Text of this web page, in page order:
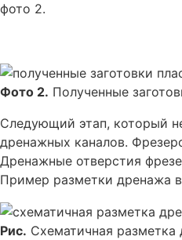
фото 2.
Фото 2. Полученные
Следующий этап, который
дренажных каналов.
Дренажные отверстия
Пример разметки дренажа
Рис. Схематичная